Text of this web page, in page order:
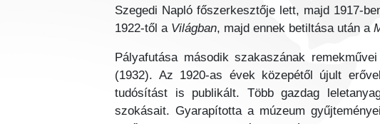
Szegedi Napló főszerkesztője lett, majd 1917-
1922-től a Világban, majd ennek betiltása után a
Pályafutása második szakaszának
(1932). Az 1920-as évek közepétől újult
tudósítást is publikált. Több gazdag
szokásait. Gyarapította a múzeum